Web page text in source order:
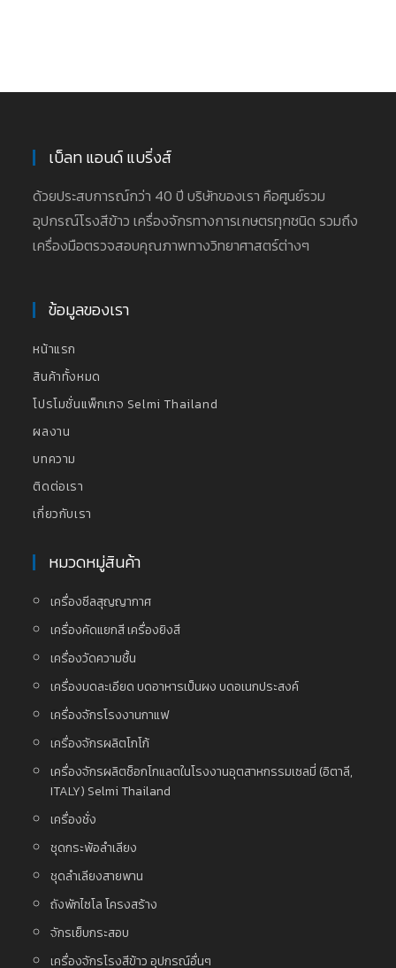
เบ็ลท แอนด์ แบริ่งส์
ด้วยประสบการณ์กว่า 40 ปี บริษัทของเรา คือศูนย์รวม
อุปกรณ์โรงสีข้าว เครื่องจักรทางการเกษตรทุกชนิด รวมถึง
เครื่องมือตรวจสอบคุณภาพทางวิทยาศาสตร์ต่างๆ
ข้อมูลของเรา
หน้าแรก
สินค้าทั้งหมด
โปรโมชั่นแพ็กเกจ Selmi Thailand
ผลงาน
บทความ
ติดต่อเรา
เกี่ยวกับเรา
หมวดหมู่สินค้า
เครื่องซีลสุญญากาศ
เครื่องคัดแยกสี เครื่องยิงสี
เครื่องวัดความชื้น
เครื่องบดละเอียด บดอาหารเป็นผง บดอเนกประสงค์
เครื่องจักรโรงงานกาแฟ
เครื่องจักรผลิตโกโก้
เครื่องจักรผลิตช็อกโกแลตในโรงงานอุตสาหกรรมเซลมี่ (อิตาลี,
ITALY) Selmi Thailand
เครื่องชั่ง
ชุดกระพ้อลำเลียง
ชุดลำเลียงสายพาน
ถังพักไซโล โครงสร้าง
จักรเย็บกระสอบ
เครื่องจักรโรงสีข้าว อุปกรณ์อื่นๆ